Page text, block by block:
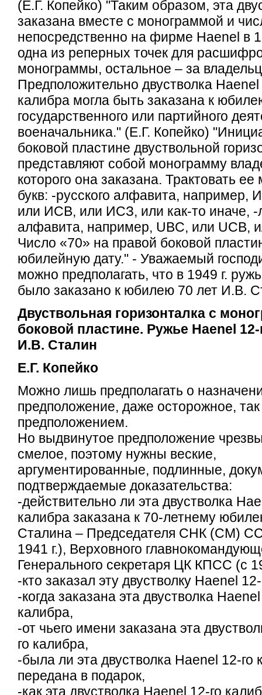
(Е.Г. Копейко) "Таким образом, эта
заказана вместе с монограммой и
непосредственно на фирме Haenel в
одна из реперных точек для
монограммы, остальное – за
Предположительно двустволка Haenel
калибра могла быть заказана к
государственного или партийного
военачальника." (Е.Г. Копейко)
боковой пластине двуствольной
представляют собой монограмму
которого она заказана. Трактовать
букв: -русского алфавита,
или ИСВ, или ИСЗ, или как-то иначе, -
алфавита, например, UBC, или UCB,
Число «70» на правой боковой
юбилейную дату." - Уважаемый
можно предполагать, что в 1949 г.
было заказано к юбилею 70 лет И.В.
Двуствольная горизонталка с
боковой пластине. Ружье Haenel
И.В. Сталин
Е.Г. Копейко
Можно лишь предполагать о
предположение, даже осторожное, так
предположением.
Но выдвинутое предположение
смелое, поэтому нужны веские,
аргументированные, подлинные,
подтверждаемые доказательства:
-действительно ли эта двустволка
калибра заказана к 70-летнему
Сталина – Председателя СНК (СМ)
1941 г.), Верховного
Генерального секретаря ЦК КПСС (с
-кто заказал эту двустволку Haenel
-когда заказана эта двустволка
калибра,
-от чьего имени заказана эта
го калибра,
-была ли эта двустволка Haenel 12-го
передана в подарок,
-как эта двустволка Haenel 12-го